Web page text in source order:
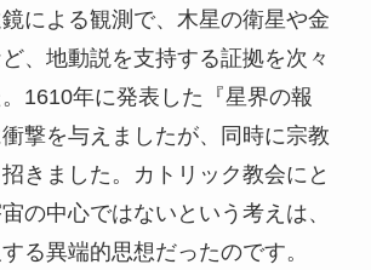
による観測で、木星の衛星や金
、地動説を支持する証拠を次々
1610年に発表した『星界の報
撃を与えましたが、同時に宗教
きました。カトリック教会にと
の中心ではないという考えは、
る異端的思想だったのです。